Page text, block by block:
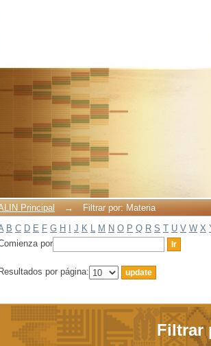
Principal →
Filtrar por: Materia
B C D E F G H J K L M N O P Q R S T U V W X
por
Resultados por página:
Filtrar